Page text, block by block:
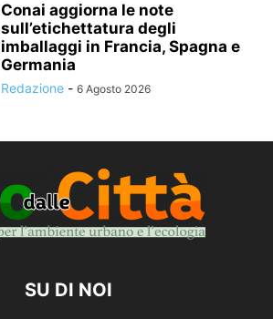
Conai aggiorna le note
sull’etichettatura degli
imballaggi in Francia, Spagna e
Germania
Redazione - 6 Agosto 2026
SU DI NOI